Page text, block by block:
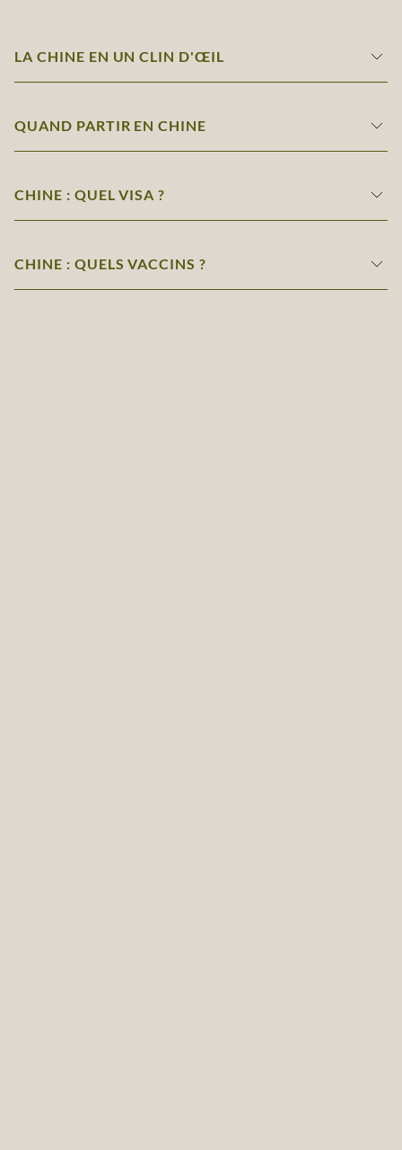
LA CHINE EN UN CLIN D'ŒIL
QUAND PARTIR EN CHINE
CHINE : QUEL VISA ?
CHINE : QUELS VACCINS ?